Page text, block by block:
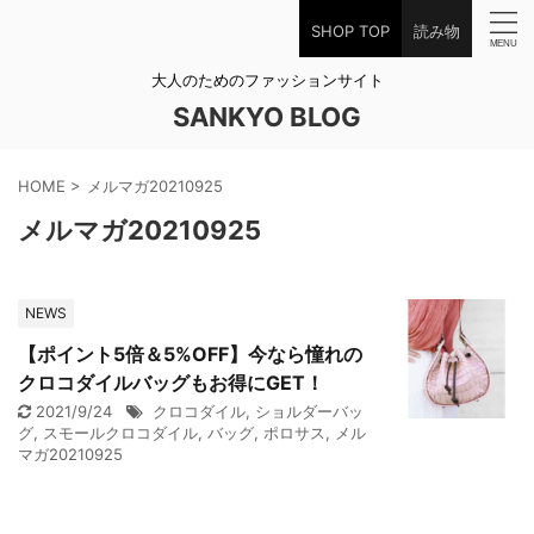
SHOP TOP 読み物
大人のためのファッションサイト
SANKYO BLOG
HOME > メルマガ20210925
メルマガ20210925
NEWS
【ポイント5倍＆5%OFF】今なら憧れの
クロコダイルバッグもお得にGET！
2021/9/24 クロコダイル, ショルダーバッ
グ, スモールクロコダイル, バッグ, ポロサス, メル
マガ20210925